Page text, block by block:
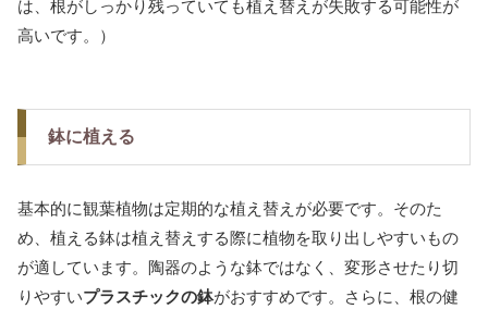
は、根がしっかり残っていても植え替えが失敗する可能性が
高いです。）
鉢に植える
基本的に観葉植物は定期的な植え替えが必要です。そのた
め、植える鉢は植え替えする際に植物を取り出しやすいもの
が適しています。陶器のような鉢ではなく、変形させたり切
りやすいプラスチックの鉢がおすすめです。さらに、根の健